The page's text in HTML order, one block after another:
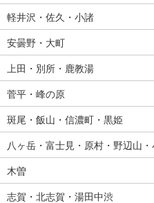
軽井沢・佐久・小諸
安曇野・大町
上田・別所・鹿教湯
菅平・峰の原
斑尾・飯山・信濃町・黒姫
八ヶ岳・富士見・原村・野辺山
木曽
志賀・北志賀・湯田中渋